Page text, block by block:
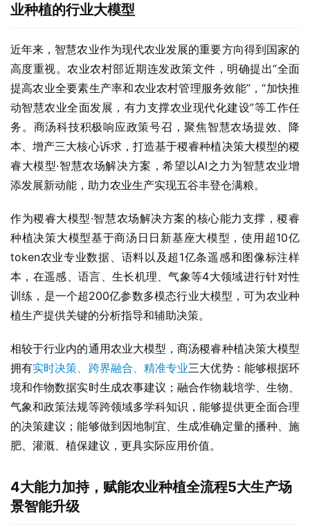
业种植的行业大模型
近年来，智慧农业作为现代农业发展的重要方向得到国家的
高度重视。农业农村部近期连发政策文件，明确提出“全面
提高农业全要素生产率和农业农村管理服务效能”，“加快推
动智慧农业全面发展，有力支撑农业现代化建设”等工作任
务。商汤科技积极响应政策号召，聚焦智慧农场提效、降
本、增产三大核心诉求，打造基于稷睿种植决策大模型的稷
睿大模型·智慧农场解决方案，希望以AI之力为智慧农业增
添发展新动能，助力农业生产实现五谷丰登仓满粮。
作为稷睿大模型·智慧农场解决方案的核心能力支撑，稷睿
种植决策大模型基于商汤日日新基座大模型，使用超10亿
token农业专业数据、语料以及超1亿条遥感和图像标注样
本，在遥感、语言、生长机理、气象等4大领域进行针对性
训练，是一个超200亿参数多模态行业大模型，可为农业种
植生产提供关键的分析指导和辅助决策。
相较于行业内的通用农业大模型，商汤稷睿种植决策大模型
拥有实时决策、跨界融合、精准专业三大优势：能够根据环
境和作物数据实时生成农事建议；融合作物栽培学、生物、
气象和政策法规等跨领域多学科知识，能够提供更全面合理
的决策建议；能够做到因地制宜、生成准确定量的播种、施
肥、灌溉、植保建议，更具实际应用价值。
4大能力加持，赋能农业种植全流程5大生产场
景智能升级